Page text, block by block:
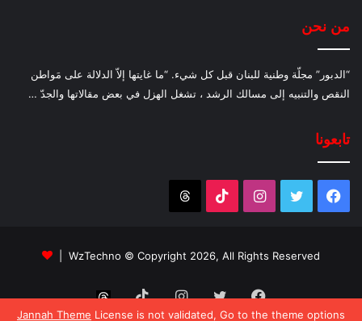
Jannah Theme License is not validated, Go to the theme options
من نحن
“الدبور” مجلّة وطنية للبنان قبل كل شيء. “ما غايتها إلاّ الدلالة على مَواطن
النقص والتنبيه إلى مسالك الرشد ، تشغل الهزل في بعض مقالاتها والجدّ …
تابعونا
فيسبوك تويتر انستقرام‫TikTok
WzTechno © Copyright 2026, All Rights Reserved |
فيسبوكتويتر انستقرام‫TikTok
Threads